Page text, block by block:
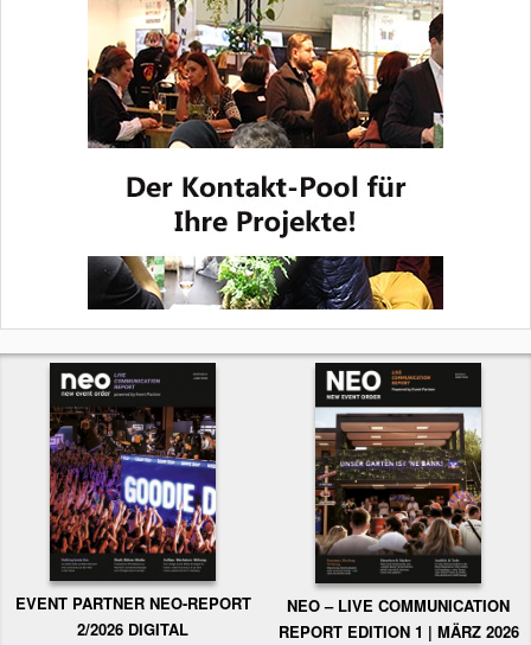
EVENT PARTNER NEO-REPORT
2/2026 DIGITAL
NEO – LIVE COMMUNICATION
REPORT EDITION 1 | MÄRZ 2026